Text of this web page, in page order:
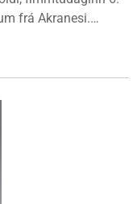
frá Akranesi.
en þær dönsku